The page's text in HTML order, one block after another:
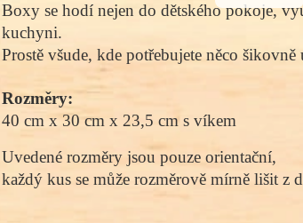
Boxy se hodí nejen do dětského pokoje,
kuchyni.
Prostě všude, kde potřebujete něco šikovně
Rozměry:
40 cm x 30 cm x 23,5 cm s víkem
Uvedené rozměry jsou pouze orientační,
každý kus se může rozměrově mírně lišit